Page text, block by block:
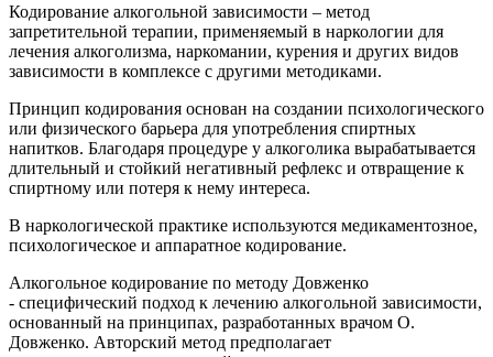
Кодирование алкогольной зависимости – метод
запретительной терапии, применяемый в наркологии для
лечения алкоголизма, наркомании, курения и других видов
зависимости в комплексе с другими методиками.
Принцип кодирования основан на создании психологического
или физического барьера для употребления спиртных
напитков. Благодаря процедуре у алкоголика вырабатывается
длительный и стойкий негативный рефлекс и отвращение к
спиртному или потеря к нему интереса.
В наркологической практике используются медикаментозное,
психологическое и аппаратное кодирование.
Алкогольное кодирование по методу Довженко
- специфический подход к лечению алкогольной зависимости,
основанный на принципах, разработанных врачом О.
Довженко. Авторский метод предполагает